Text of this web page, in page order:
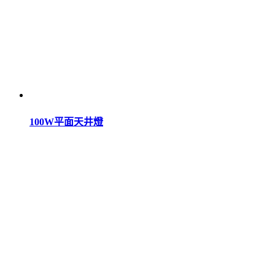
100W平面天井燈